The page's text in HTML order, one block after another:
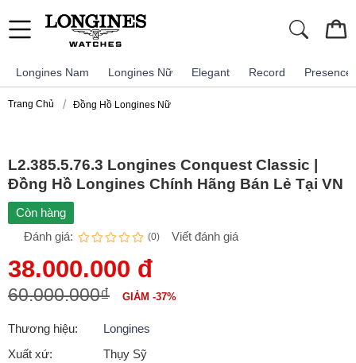
Longines Nam Longines Nữ Elegant Record Presence
Trang Chủ Đồng Hồ Longines Nữ
L2.385.5.76.3 Longines Conquest Classic |
Đồng Hồ Longines Chính Hãng Bán Lẻ Tại VN
Còn hàng
Đánh giá:
(0) Viết đánh giá
38.000.000 đ
60.000.000₫ GIẢM -37%
Thương hiệu:
Longines
Xuất xứ:
Thụy Sỹ